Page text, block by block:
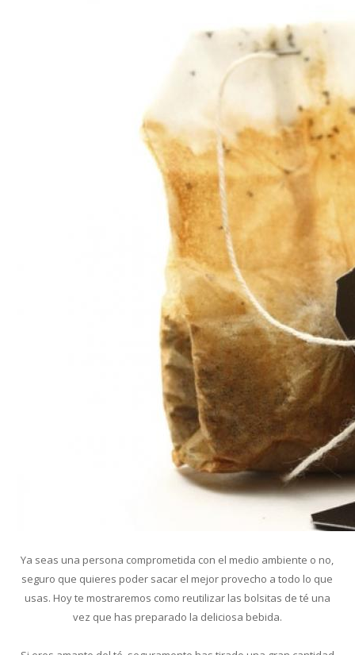
Conoce cual es el mejor calentador solar de
Ya seas una persona comprometida con el medio ambiente o no,
seguro que quieres poder sacar el mejor provecho a todo lo que
usas. Hoy te mostraremos como reutilizar las bolsitas de té una
vez que has preparado la deliciosa bebida.